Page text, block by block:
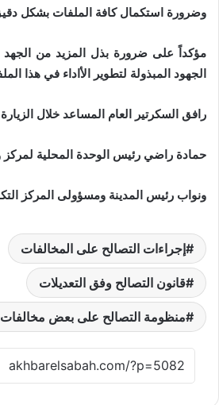
وضرورة استكمال كافة الملفات بشكل
مؤكداً على ضرورة بذل المزيد من الجهد
الجهود المبذولة لتطوير الأاداء في هذا
رافق السكرتير العام المساعد خلال
حمادة راضي رئيس الوحدة المحلية لمركز
ونواب رئيس المدينة ومسؤولى المركز
إجراءات التصالح على المخالفات
قانون التصالح وفق التعديلات
منظومة التصالح على بعض مخالفات